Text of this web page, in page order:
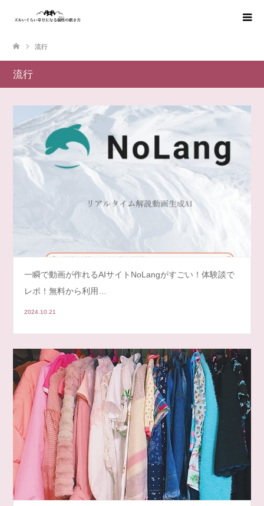
流行
流行
一瞬で動画が作れるAIサイトNoLangがすごい！体験談で
レポ！無料から利用…
2024.10.21